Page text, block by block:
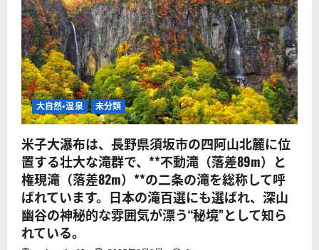
大自然・温泉 未分類
米子大瀑布は、長野県須坂市の四阿山北麓に位
置する壮大な滝群で、**不動滝（落差89m）と
権現滝（落差82m）**の二条の滝を総称して呼
ばれています。日本の滝百選にも選ばれ、深山
幽谷の神秘的な雰囲気が漂う“秘境”として知ら
れている。